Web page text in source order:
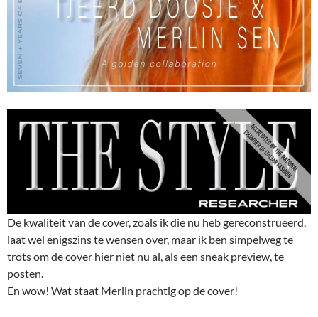
De kwaliteit van de cover, zoals ik die nu heb gereconstrueerd,
laat wel enigszins te wensen over, maar ik ben simpelweg te
trots om de cover hier niet nu al, als een sneak preview, te
posten.
En wow! Wat staat Merlin prachtig op de cover!